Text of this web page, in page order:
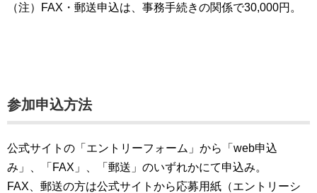
（注）FAX・郵送申込は、事務手続きの関係で30,000円。
参加申込方法
公式サイトの「エントリーフォーム」から「web申込
み」、「FAX」、「郵送」のいずれかにて申込み。
FAX、郵送の方は公式サイトから応募用紙（エントリーシ